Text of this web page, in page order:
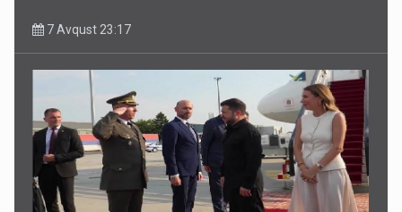
Media və Yayım Şurasına əlavə hüquq və vəzifələr verilib
7 Avqust 13:24
7 Avqust 23:17